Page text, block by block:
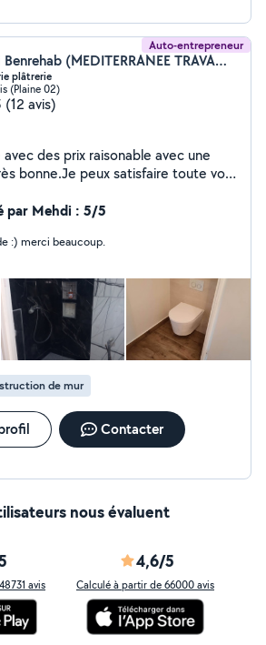
passionnés, nous redonnons vie à
vos maisons durablement.
Auto-entrepreneur
Layachi Benrehab (MEDITERRANEE TRAVAUX)
plâtrerie
(Plaine 02)
(12 avis)
des prix raisonable avec une
bonne.Je peux satisfaire toute vos
par Mehdi : 5/5
:) merci beaucoup.
de mur
Contacter
nous évaluent
avis
4,6/5
Calculé à partir de 66000 avis